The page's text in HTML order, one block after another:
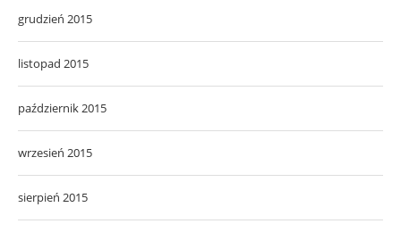
grudzień 2015
listopad 2015
październik 2015
wrzesień 2015
sierpień 2015